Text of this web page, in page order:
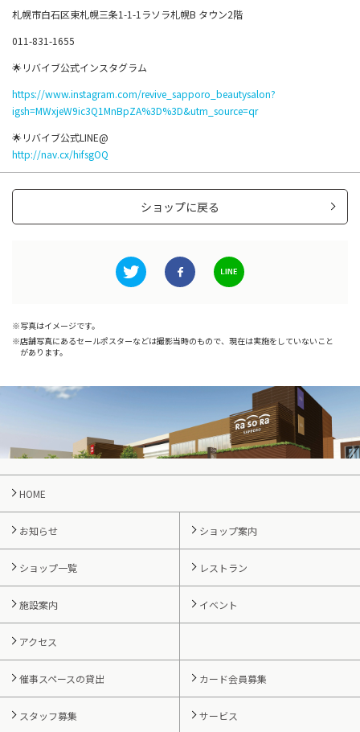
札幌市白石区東札幌三条1-1-1ラソラ札幌B タウン2階
011-831-1655
🌟リバイブ公式インスタグラム
https://www.instagram.com/revive_sapporo_beautysalon?
igsh=MWxjeW9ic3Q1MnBpZA%3D%3D&utm_source=qr
🌟リバイブ公式LINE@
http://nav.cx/hifsgOQ
ショップに戻る
写真はイメージです。
店舗写真にあるセールポスターなどは撮影当時のもので、現在は実施をしていないこと
があります。
HOME
お知らせ ショップ案内
ショップ一覧 レストラン
施設案内 イベント
アクセス
催事スペースの貸出 カード会員募集
スタッフ募集 サービス